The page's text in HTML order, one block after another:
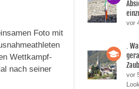
Foto mit
Wettkampf-
nach seiner
vor
.
vor